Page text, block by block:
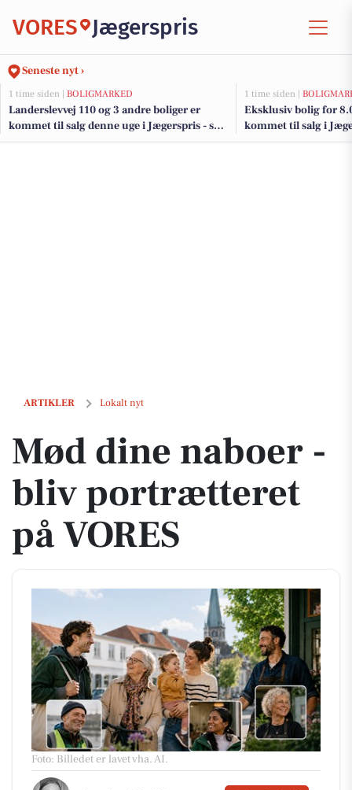
VORES Jægerspris
Seneste nyt ›
1 time siden | BOLIGMARKED
Landerslevvej 110 og 3 andre boliger er
kommet til salg denne uge i Jægerspris - se
boligerne her.
1 time siden |
Eksklusiv bolig for
kommet til salg i
dyreste boliger her
ARTIKLER Lokalt nyt
Mød dine naboer - bliv portrætteret på VORES
Mød dine naboer -
bliv portrætteret
på VORES
Foto: Billedet er lavet vha. AI.